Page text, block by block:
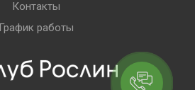
Контакты
График работы